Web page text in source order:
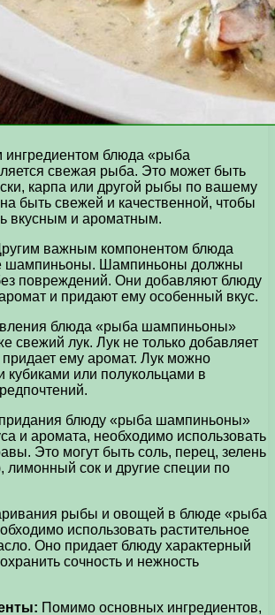
блюда «рыба
свежая рыба. Это может быть
карпа или другой рыбы по вашему
быть свежей и качественной, чтобы
вкусным и ароматным.
важным компонентом блюда
шампиньоны. Шампиньоны должны
повреждений. Они добавляют блюду
и придают ему особенный вкус.
блюда «рыба шампиньоны»
свежий лук. Лук не только добавляет
придает ему аромат. Лук можно
кубиками или полукольцами в
блюду «рыба шампиньоны»
и аромата, необходимо использовать
Это могут быть соль, перец, зелень
лимонный сок и другие специи по
рыбы и овощей в блюде «рыба
использовать растительное
Оно придает блюду характерный
сочность и нежность
Помимо основных ингредиентов,